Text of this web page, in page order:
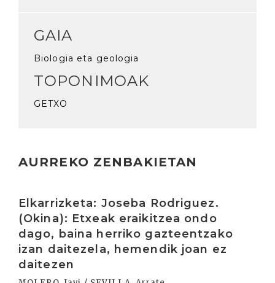
GAIA
Biologia eta geologia
TOPONIMOAK
GETXO
AURREKO ZENBAKIETAN
Elkarrizketa: Joseba Rodriguez.
(Okina): Etxeak eraikitzea ondo
dago, baina herriko gazteentzako
izan daitezela, hemendik joan ez
daitezen